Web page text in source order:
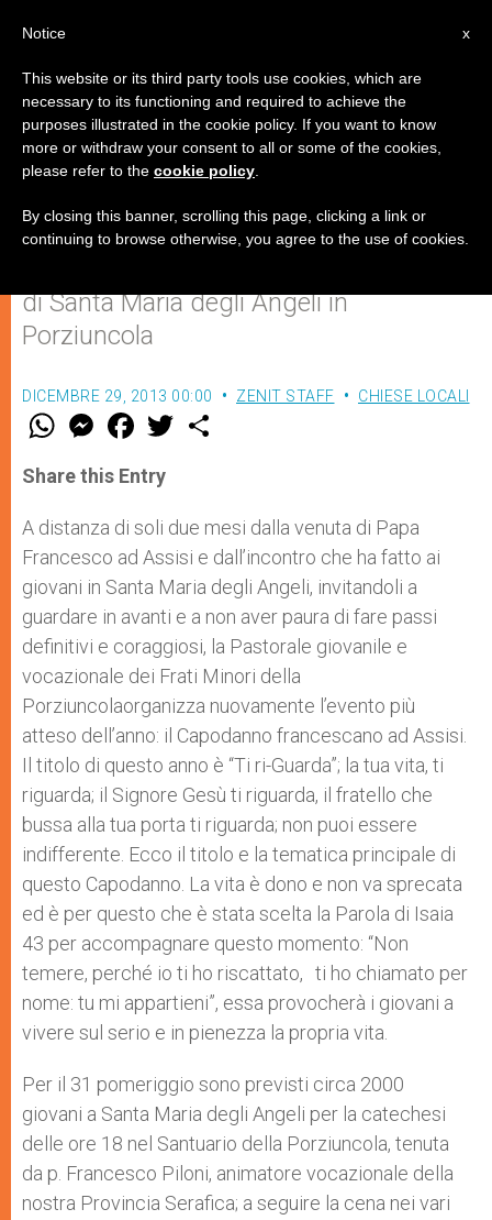
2000 giovani per Capodanno
francescano ad Assisi
di Santa Maria degli Angeli in
Porziuncola
DICEMBRE 29, 2013 00:00 ZENIT STAFF CHIESE LOCALI
W
t
s
p
p
M
e
s
e
g
e
r
F
a
e
b
o
k
w
r
Share this Entry
A distanza di soli due mesi dalla venuta di Papa
Francesco ad Assisi e dall’incontro che ha fatto ai
giovani in Santa Maria degli Angeli, invitandoli a
guardare in avanti e a non aver paura di fare passi
definitivi e coraggiosi, la Pastorale giovanile e
vocazionale dei Frati Minori della
Porziuncolaorganizza nuovamente l’evento più
atteso dell’anno: il Capodanno francescano ad Assisi.
Il titolo di questo anno è “Ti ri-Guarda”; la tua vita, ti
riguarda; il Signore Gesù ti riguarda, il fratello che
bussa alla tua porta ti riguarda; non puoi essere
indifferente. Ecco il titolo e la tematica principale di
questo Capodanno. La vita è dono e non va sprecata
ed è per questo che è stata scelta la Parola di Isaia
43 per accompagnare questo momento: “Non
temere, perché io ti ho riscattato, ti ho chiamato per
nome: tu mi appartieni”, essa provocherà i giovani a
vivere sul serio e in pienezza la propria vita.
Per il 31 pomeriggio sono previsti circa 2000
giovani a Santa Maria degli Angeli per la catechesi
delle ore 18 nel Santuario della Porziuncola, tenuta
da p. Francesco Piloni, animatore vocazionale della
nostra Provincia Serafica; a seguire la cena nei vari
x
Notice
This website or its third party tools use cookies, which are
necessary to its functioning and required to achieve the
purposes illustrated in the cookie policy. If you want to know
more or withdraw your consent to all or some of the cookies,
please refer to the cookie policy
By closing this banner, scrolling this page, clicking a link or
continuing to browse otherwise, you agree to the use of cookies.